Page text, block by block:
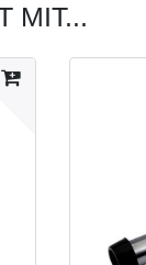
MIT...